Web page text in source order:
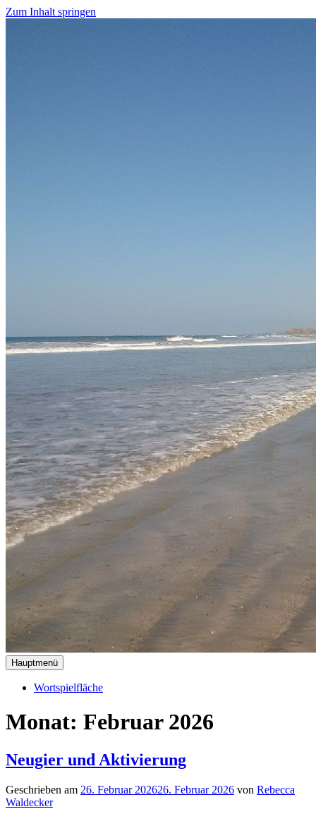
Zum Inhalt springen
Hauptmenü
Wortspielfläche
Monat: Februar 2026
Neugier und Aktivierung
Geschrieben am 26. Februar 202626. Februar 2026 von Rebecca
Waldecker